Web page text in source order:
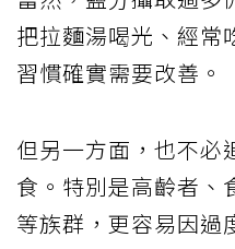
把拉麵湯喝光、經常
習慣確實需要改善。
但另一方面，也不必
食。特別是高齡者、
等族群，更容易因過